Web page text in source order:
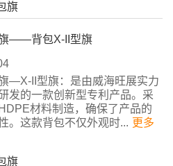
旗
——背包X-II型旗
—X-II型旗：是由威海旺展实力
发的一款创新型专利产品。采
材料制造，确保了产品的
。这款背包不仅外观时... 更多
旗